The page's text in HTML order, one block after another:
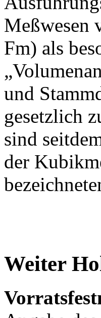
In der
Meßwesen
Fm) als
und
gesetzlich
sind
der
Weiter